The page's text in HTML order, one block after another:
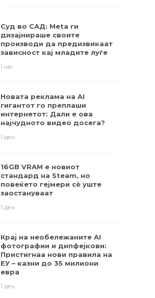
Суд во САД: Meta ги
дизајнираше своите
производи да предизвикаат
зависност кај младите луѓе
1 час
Новата реклама на AI
гигантот го преплаши
интернетот: Дали е ова
најчудното видео досега?
1 ден
16GB VRAM е новиот
стандард на Steam, но
повеќето гејмери ​​сè уште
заостануваат
1 ден
Крај на необележаните AI
фотографии и дипфејкови:
Пристигнаа нови правила на
ЕУ – казни до 35 милиони
евра
1 ден